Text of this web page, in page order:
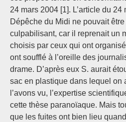
24 mars 2004 [1]. L’article du 24
Dépêche du Midi ne pouvait être
culpabilisant, car il reprenait un
choisis par ceux qui ont
ont soufflé à l’oreille des
drame. D’après eux S. aurait
sac en plastique dans lequel on
l’avons vu, l’expertise
cette thèse paranoïaque. Mais
que les fuites ont bien lieu